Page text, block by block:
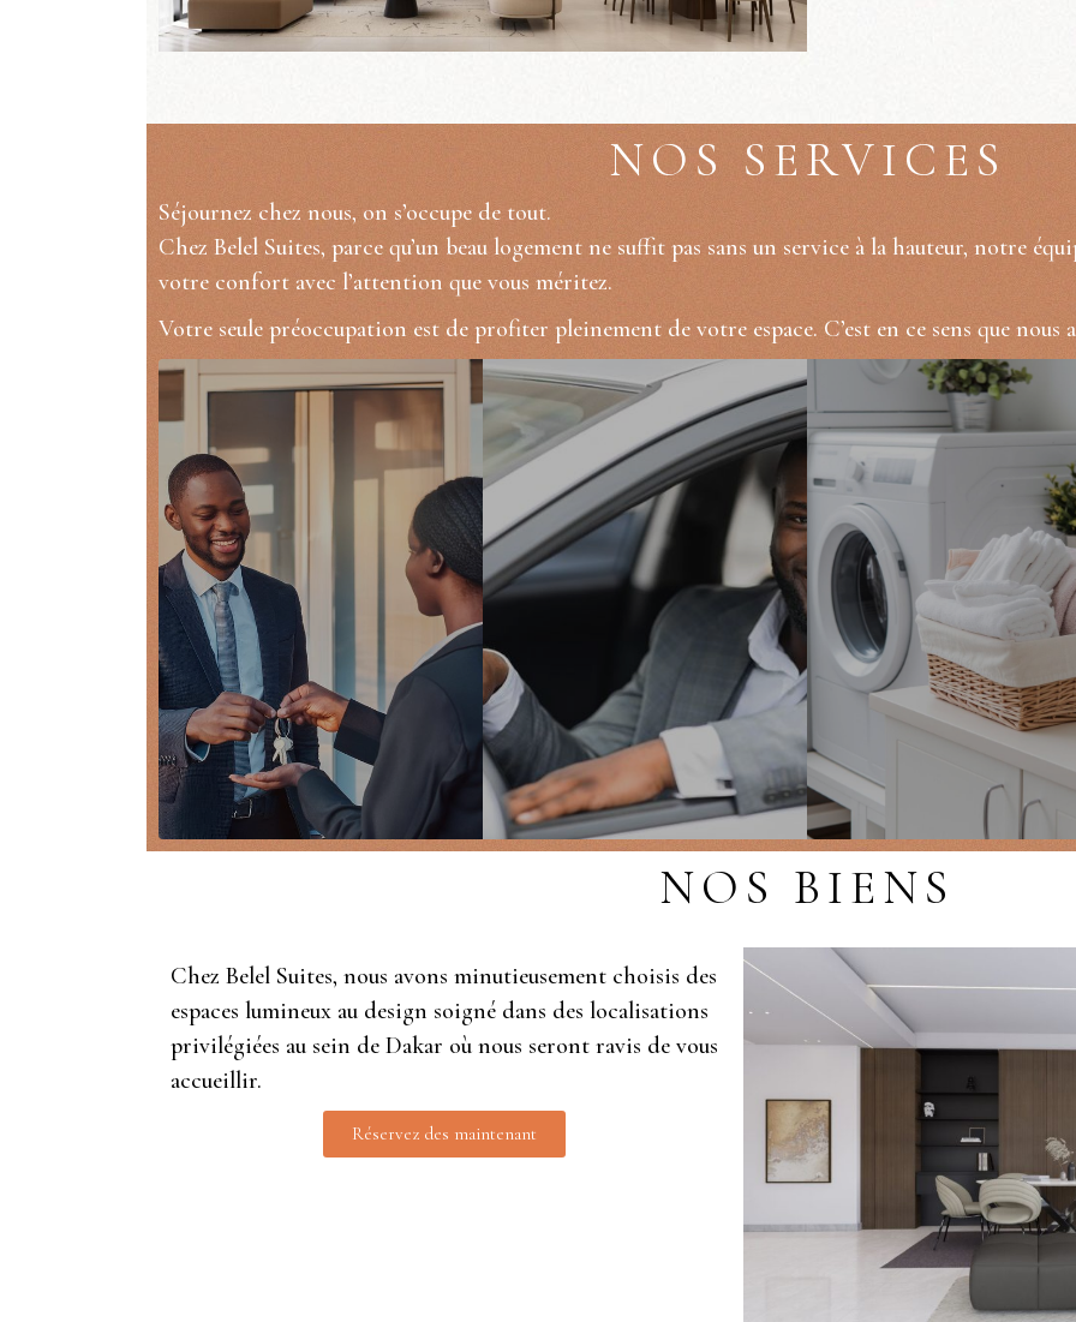
NOS SERVICES
Séjournez chez nous, on s’occupe de tout.
Chez Belel Suites, parce qu’un beau logement ne suffit pas sans un service à la hauteur, notre
votre confort avec l’attention que vous méritez.
Votre seule préoccupation est de profiter pleinement de votre espace. C’est en ce sens que nous
NOS BIENS
Chez Belel Suites, nous avons minutieusement choisis des
espaces lumineux au design soigné dans des localisations
privilégiées au sein de Dakar où nous seront ravis de vous
accueillir.
Réservez des maintenant